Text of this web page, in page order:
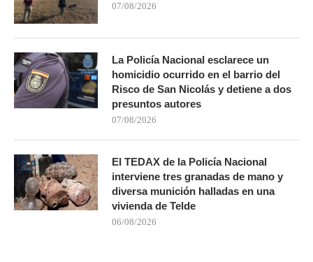
07/08/2026
La Policía Nacional esclarece un
homicidio ocurrido en el barrio del
Risco de San Nicolás y detiene a dos
presuntos autores
07/08/2026
El TEDAX de la Policía Nacional
interviene tres granadas de mano y
diversa munición halladas en una
vivienda de Telde
06/08/2026